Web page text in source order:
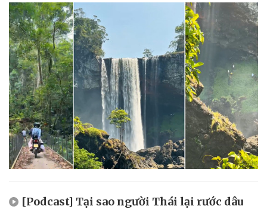
[Podcast] Tại sao người Thái lại rước dâu